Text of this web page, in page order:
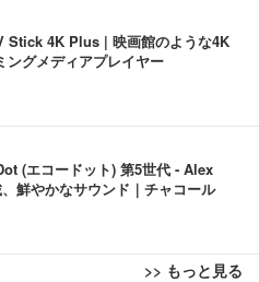
Stick 4K Plus | 映画館のような4K
ングメディアプレイヤー
(エコードット) 第5世代 - Alex
鮮やかなサウンド｜チャコール
>> もっと見る